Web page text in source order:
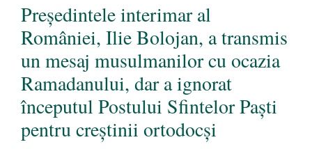
Președintele interimar al
României, Ilie Bolojan, a transmis
un mesaj musulmanilor cu ocazia
Ramadanului, dar a ignorat
începutul Postului Sfintelor Paști
pentru creștinii ortodocși